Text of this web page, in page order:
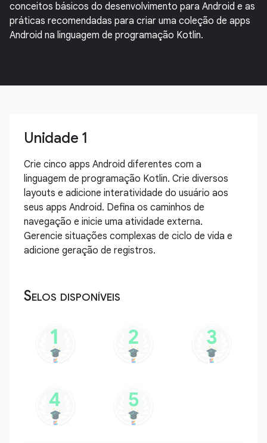
conceitos básicos do desenvolvimento para Android e as
práticas recomendadas para criar uma coleção de apps
Android na linguagem de programação Kotlin.
Unidade 1
Crie cinco apps Android diferentes com a
linguagem de programação Kotlin. Crie diversos
layouts e adicione interatividade do usuário aos
seus apps Android. Defina os caminhos de
navegação e inicie uma atividade externa.
Gerencie situações complexas de ciclo de vida e
adicione geração de registros.
Selos disponíveis